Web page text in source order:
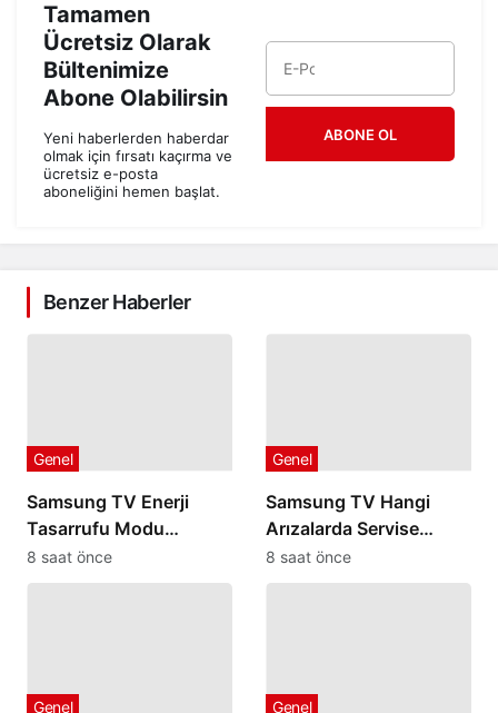
Tamamen
Ücretsiz Olarak
Bültenimize
Abone Olabilirsin
Yeni haberlerden haberdar
olmak için fırsatı kaçırma ve
ücretsiz e-posta
aboneliğini hemen başlat.
ABONE OL
Benzer Haberler
Samsung TV Enerji
Tasarrufu Modu
Kapanmıyorsa
Genel
8 saat önce
Samsung TV Hangi
Arızalarda Servise
Gönderilmelidir
Genel
8 saat önce
Genel Genel